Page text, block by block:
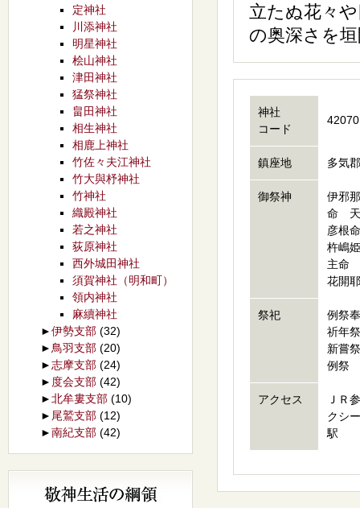
立たぬ花々
の奥深さを
神社
コード
鎮座地 多気
御祭神
伊邪
命 天
彦根
杵嶋
主命
花開
祭祀
例祭
祈年
新嘗
例祭
アクセス
ＪＲ
クシ
駅
定神社
川添神社
明星神社
桧山神社
津田神社
猛祭神社
畠田神社
相生神社
相鹿上神社
竹佐々夫江神社
竹大與杼神社
竹神社
織殿神社
若之神社
荻原神社
西外城田神社
須賀神社（明和町）
領内神社
麻續神社
►伊勢支部 (32)
► 鳥羽支部 (20)
►志摩支部 (24)
► 度会支部 (42)
►北牟婁支部 (10)
► 尾鷲支部 (12)
►南紀支部 (42)